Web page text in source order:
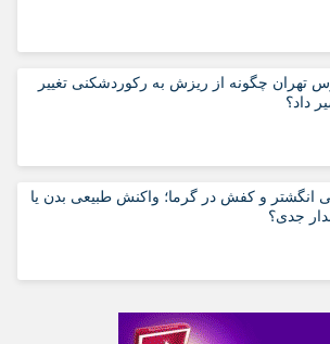
تهران چگونه از ریزش به رکوردشکنی تغییر
داد؟
انگشتر و کفش در گرما؛ واکنش طبیعی بدن یا
جدی؟